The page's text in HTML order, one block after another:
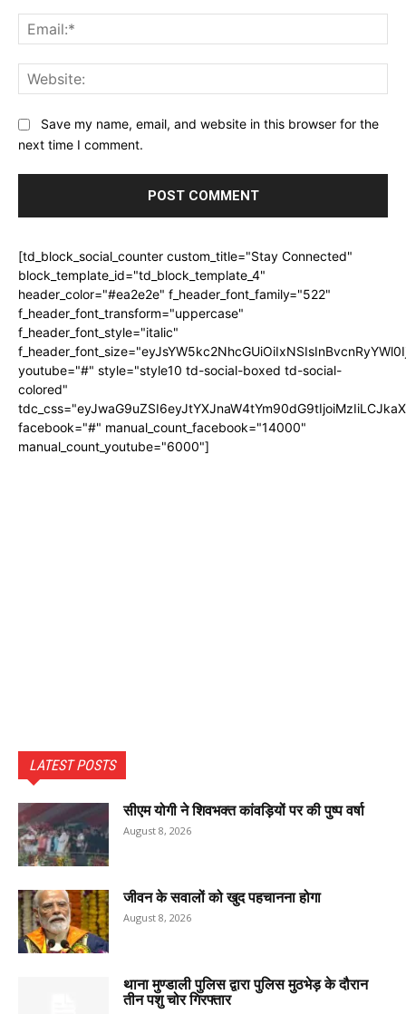
Save my name, email, and website in this browser for the
next time I comment.
[td_block_social_counter custom_title="Stay Connected"
block_template_id="td_block_template_4"
header_color="#ea2e2e" f_header_font_family="522"
f_header_font_transform="uppercase"
f_header_font_style="italic"
youtube="#" style="style10 td-social-boxed td-social-
colored"
facebook="#" manual_count_facebook="14000"
manual_count_youtube="6000"]
LATEST POSTS
सीएम योगी ने शिवभक्त कांवड़ियों पर की पुष्प वर्षा
August 8, 2026
जीवन के सवालों को खुद पहचानना होगा
August 8, 2026
थाना मुण्डाली पुलिस द्वारा पुलिस मुठभेड़ के दौरान
तीन पशु चोर गिरफ्तार